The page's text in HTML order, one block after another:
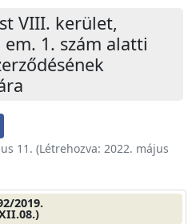
VIII. kerület,
1. szám alatti
11. (Létrehozva: 2022. május
2019.